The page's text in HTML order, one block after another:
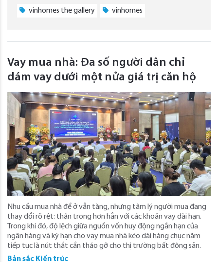
vinhomes the gallery vinhomes
Vay mua nhà: Đa số người dân chỉ
dám vay dưới một nửa giá trị căn hộ
Nhu cầu mua nhà để ở vẫn tăng, nhưng tâm lý người mua đang
thay đổi rõ rệt: thận trọng hơn hẳn với các khoản vay dài hạn.
Trong khi đó, độ lệch giữa nguồn vốn huy động ngắn hạn của
ngân hàng và kỳ hạn cho vay mua nhà kéo dài hàng chục năm
tiếp tục là nút thắt cần tháo gỡ cho thị trường bất động sản.
Bản sắc Kiến trúc